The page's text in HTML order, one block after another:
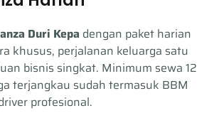
Duri Kepa dengan paket harian
khusus, perjalanan keluarga satu
bisnis singkat. Minimum sewa 12
terjangkau sudah termasuk BBM
profesional.